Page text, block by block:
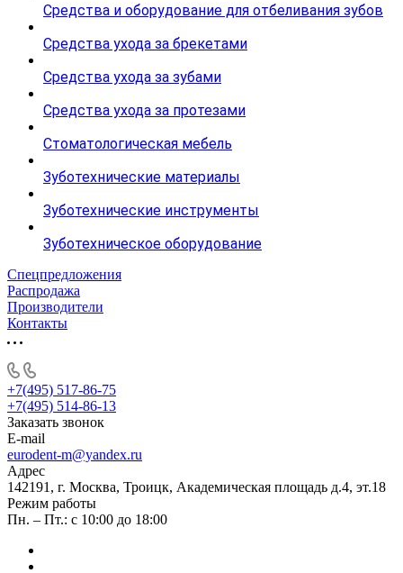
Средства и оборудование для отбеливания зубов
Средства ухода за брекетами
Средства ухода за зубами
Средства ухода за протезами
Стоматологическая мебель
Зуботехнические материалы
Зуботехнические инструменты
Зуботехническое оборудование
Спецпредложения
Распродажа
Производители
Контакты
+7(495) 517-86-75
+7(495) 514-86-13
Заказать звонок
E-mail
eurodent-m@yandex.ru
Адрес
142191, г. Москва, Троицк, Академическая площадь д.4, эт.18
Режим работы
Пн. – Пт.: с 10:00 до 18:00